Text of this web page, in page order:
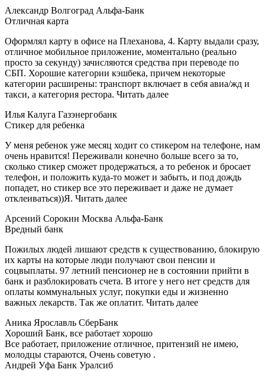
Александр Волгоград Альфа-Банк
Отличная карта
Оформлял карту в офисе на Плеханова, 4. Карту выдали сразу,
отличное мобильное приложение, моментально (реально
просто за секунду) зачисляются средства при переводе по
СБП. Хорошие категории кэшбека, причем некоторые
категории расширены: транспорт включает в себя авиа/жд и
такси, а категория рестора. Читать далее
Илья Калуга Газэнергобанк
Стикер для ребенка
У меня ребенок уже месяц ходит со стикером на телефоне, нам
очень нравится! Переживали конечно больше всего за то,
сколько стикер сможет продержаться, а то ребенок и бросает
телефон, и положить куда-то может и забыть, и под дождь
попадет, но стикер все это переживает и даже не думает
отклеиваться))Я. Читать далее
Арсений Сорокин Москва Альфа-Банк
Вредный банк
Пожилых людей лишают средств к существованию, блокирую
их карты на которые люди получают свои пенсии и
соцвыплаты. 97 летний пенсионер не в состоянии прийти в
банк и разблокировать счета. В итоге у него нет средств для
оплаты коммунальных услуг, покупки еды и жизненно
важных лекарств. Так же оплатит. Читать далее
Аника Ярославль СберБанк
Хороший Банк, все работает хорошо
Все работает, приложение отличное, притензий не имею,
молодцы стараются, Очень советую .
Андрей Уфа Банк Уралсиб